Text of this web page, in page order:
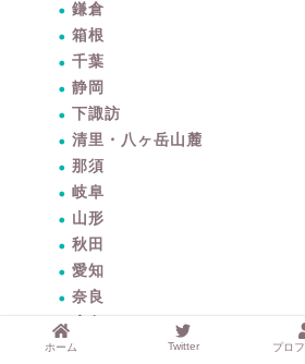
鎌倉
箱根
千葉
静岡
下諏訪
清里・八ヶ岳山麓
那須
岐阜
山形
秋田
愛知
奈良
島根
ホーム Twitter プロ